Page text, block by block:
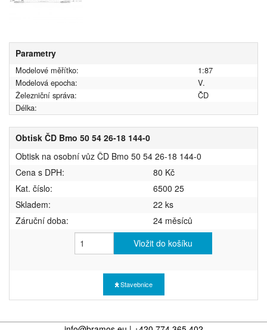
Parametry
Modelové měřítko:
1:87
Modelová epocha:
V.
Železniční správa:
ČD
Délka:
Obtisk ČD Bmo 50 54 26-18 144-0
Obtisk na osobní vůz ČD Bmo 50 54 26-18 144-0
Cena s DPH:
80 Kč
Kat. číslo:
6500 25
Skladem:
22 ks
Záruční doba:
24 měsíců
Vložit do košíku
Stavebnice